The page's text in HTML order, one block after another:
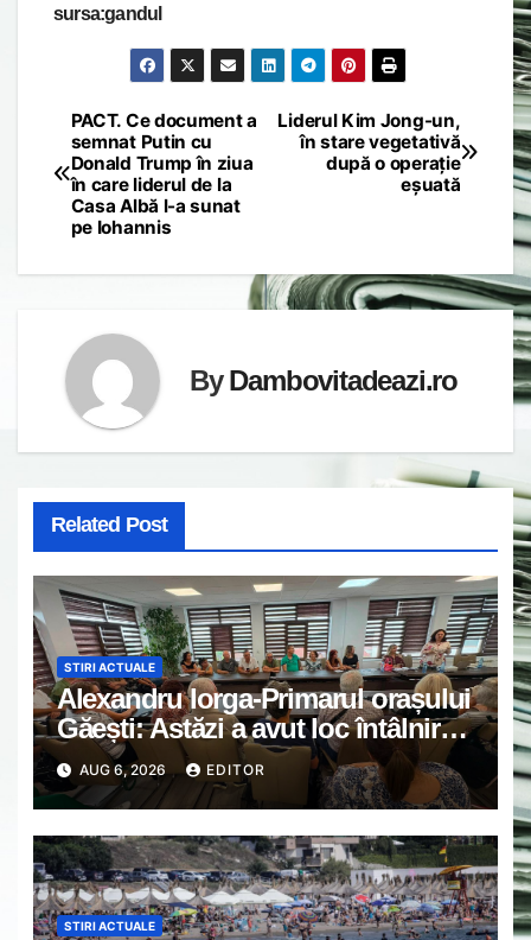
sursa:gandul
Post
navigation
Liderul Kim Jong-un,
în stare vegetativă
după o operație
eșuată
PACT. Ce document a
semnat Putin cu
Donald Trump în ziua
în care liderul de la
Casa Albă l-a sunat
pe Iohannis
ByDambovitadeazi.ro
Related Post
STIRI ACTUALE
Alexandru Iorga-Primarul orașului
Găești: Astăzi a avut loc întâlnirea
de lucru cu reprezentanții
asociațiilor de proprietari din
Găești.
AUG 6, 2026 EDITOR
STIRI ACTUALE